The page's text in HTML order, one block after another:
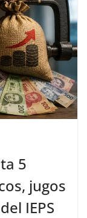
5
jugos
IEPS